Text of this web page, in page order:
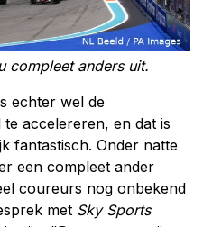
compleet anders uit.
echter wel de
accelereren, en dat is
fantastisch. Onder natte
een compleet ander
coureurs nog onbekend
met Sky Sports